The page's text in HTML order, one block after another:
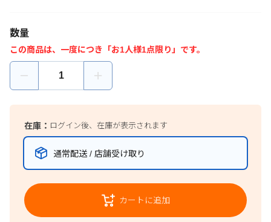
数量
この商品は、一度につき「お1人様1点限り」です。
在庫： ログイン後、在庫が表示されます
通常配送 / 店舗受け取り
カートに追加